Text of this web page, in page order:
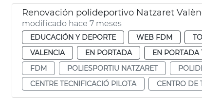
Renovación polideportivo Natzaret
modificado hace 7 meses
EDUCACIÓN Y DEPORTE WEB FDM
VALENCIA
EN PORTADA EN PORTADA
FDM
POLIESPORTIU NATZARET
CENTRE TECNIFICACIÓ PILOTA
CENTRO DE